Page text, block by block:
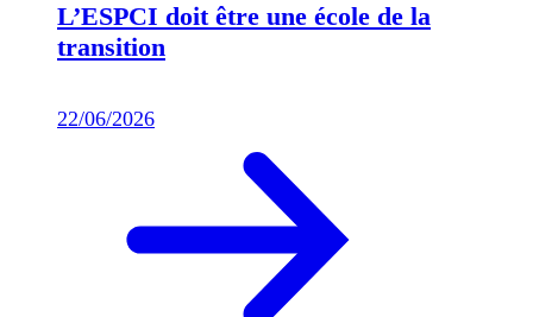
L’ESPCI doit être une école de la
transition
22/06/2026